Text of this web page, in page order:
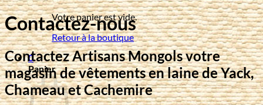
Votre panier est vide.
Retour à la boutique
0
Panier
Contactez-nous
Contactez Artisans Mongols votre
magasin de vêtements en laine de Yack,
Chameau et Cachemire